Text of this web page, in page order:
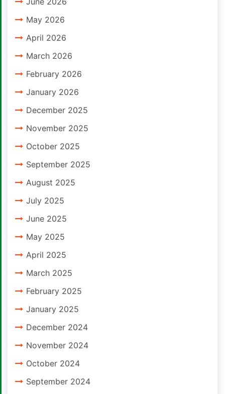
May 2026
April 2026
March 2026
February 2026
January 2026
December 2025
November 2025
October 2025
September 2025
August 2025
July 2025
June 2025
May 2025
April 2025
March 2025
February 2025
January 2025
December 2024
November 2024
October 2024
September 2024